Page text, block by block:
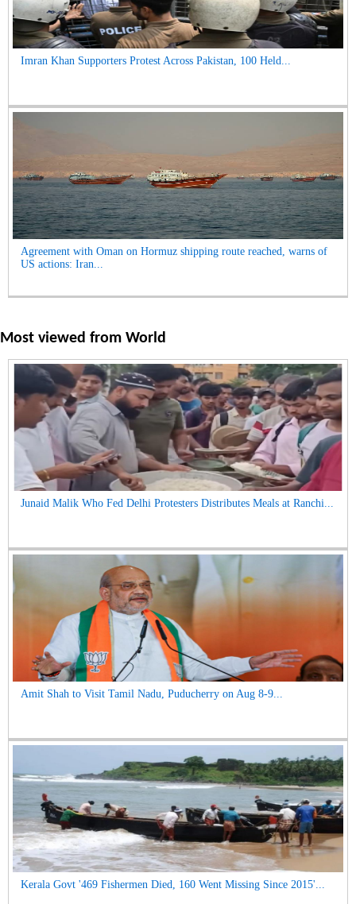
Imran Khan Supporters Protest Across Pakistan, 100 Held...
Agreement with Oman on Hormuz shipping route reached, warns of
US actions: Iran...
Most viewed from World
Junaid Malik Who Fed Delhi Protesters Distributes Meals at Ranchi...
Amit Shah to Visit Tamil Nadu, Puducherry on Aug 8-9...
Kerala Govt '469 Fishermen Died, 160 Went Missing Since 2015'...